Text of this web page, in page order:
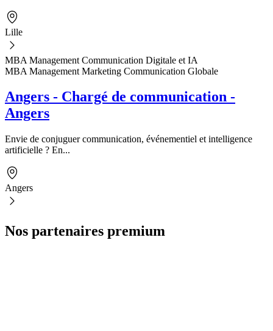
Lille
MBA Management Communication Digitale et IA
MBA Management Marketing Communication Globale
Angers - Chargé de communication -
Angers
Envie de conjuguer communication, événementiel et intelligence
artificielle ? En...
Angers
Nos partenaires premium